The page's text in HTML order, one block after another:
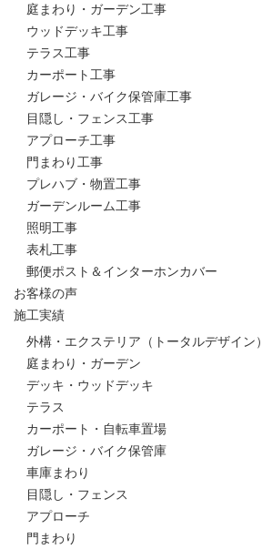
庭まわり・ガーデン工事
ウッドデッキ工事
テラス工事
カーポート工事
ガレージ・バイク保管庫工事
目隠し・フェンス工事
アプローチ工事
門まわり工事
プレハブ・物置工事
ガーデンルーム工事
照明工事
表札工事
郵便ポスト＆インターホンカバー
お客様の声
施工実績
外構・エクステリア（トータルデザイン）
庭まわり・ガーデン
デッキ・ウッドデッキ
テラス
カーポート・自転車置場
ガレージ・バイク保管庫
車庫まわり
目隠し・フェンス
アプローチ
門まわり